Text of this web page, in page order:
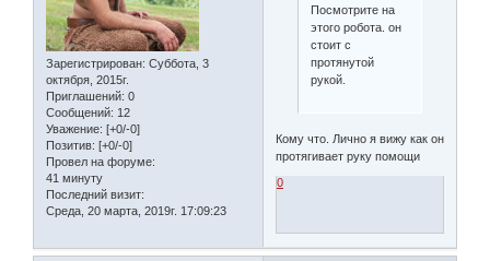
Зарегистрирован: Суббота, 3
октября, 2015г.
Приглашений: 0
Сообщений: 12
Уважение: [+0/-0]
Позитив: [+0/-0]
Провел на форуме:
41 минуту
Последний визит:
Среда, 20 марта, 2019г. 17:09:23
Посмотрите на
этого робота. он
стоит с
протянутой
рукой.
Кому что. Лично я вижу как он
протягивает руку помощи
0